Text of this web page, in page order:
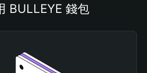
BULLEYE 錢包